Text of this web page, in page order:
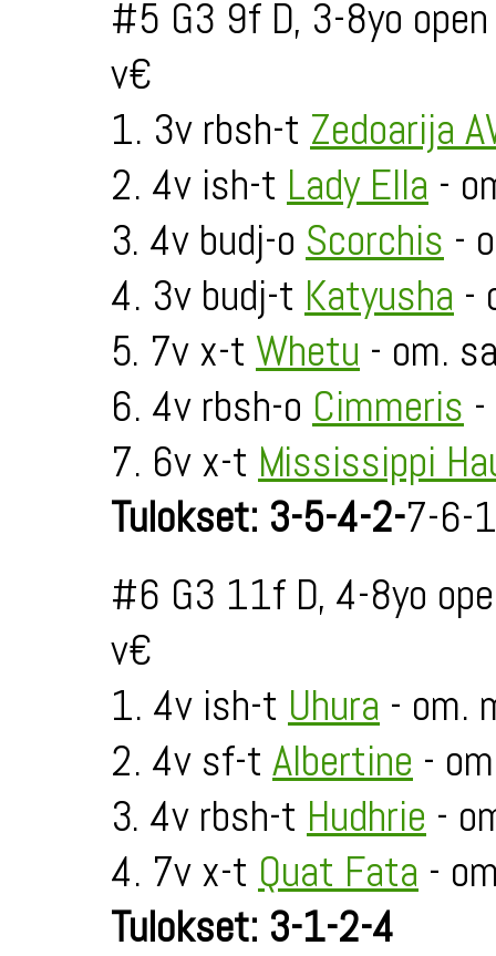
#5 G3 9f D, 3-8yo
v€
1. 3v rbsh-t Zedoarija
2. 4v ish-t Lady Ella -
3. 4v budj-o Scorchis -
4. 3v budj-t Katyusha -
5. 7v x-t Whetu - om.
6. 4v rbsh-o Cimmeris
7. 6v x-t Mississippi
Tulokset: 3-5-4-2-7-6-1
#6 G3 11f D, 4-8yo
v€
1. 4v ish-t Uhura - om.
2. 4v sf-t Albertine -
3. 4v rbsh-t Hudhrie -
4. 7v x-t Quat Fata -
Tulokset: 3-1-2-4